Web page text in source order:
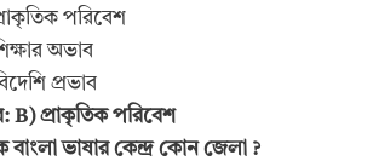
পরিবেশ
অভাব
প্রভাব
B) প্রাকৃতিক পরিবেশ
বাংলা ভাষার কেন্দ্র কোন জেলা ?